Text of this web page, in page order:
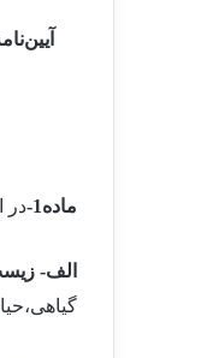
آیین
ماده1- در
الف-